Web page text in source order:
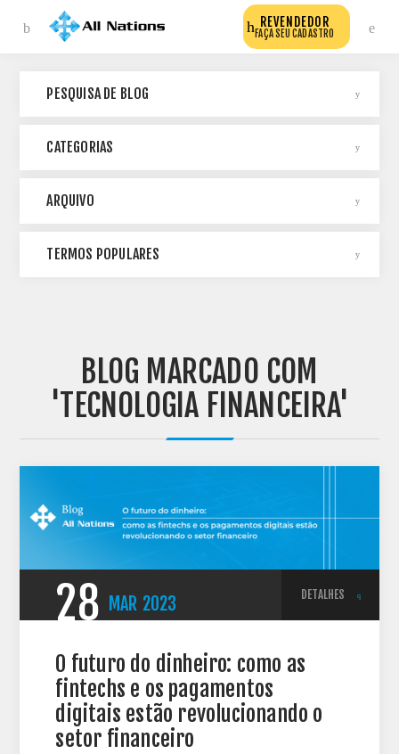
REVENDEDOR
FAÇA SEU CADASTRO
BLOG MARCADO COM
'TECNOLOGIA FINANCEIRA'
28 MAR 2023 DETALHES
O futuro do dinheiro: como as
fintechs e os pagamentos
digitais estão revolucionando o
setor financeiro
PESQUISA DE BLOG
CATEGORIAS
ARQUIVO
TERMOS POPULARES